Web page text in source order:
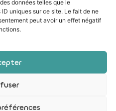
données telles que le
uniques sur ce site. Le fait de ne
peut avoir un effet négatif
générales de vente